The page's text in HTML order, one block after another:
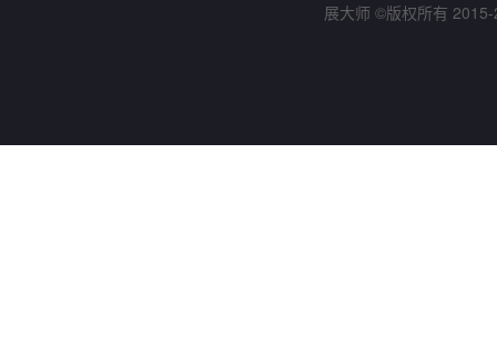
展大师 ©版权所有